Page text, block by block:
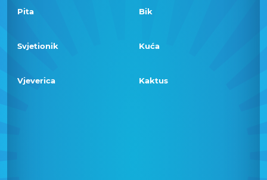
Pita Bik
Svjetionik Kuća
Vjeverica Kaktus